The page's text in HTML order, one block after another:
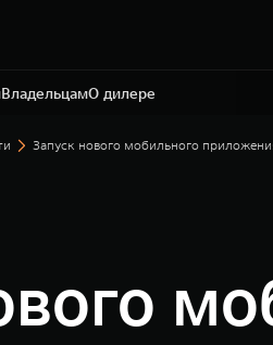
ВладельцамО дилере
Запуск нового мобильного